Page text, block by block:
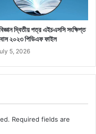
দ্বিতীয় পত্র এইচএসসি সংক্ষিপ্ত
২০২৩ পিডিএফ ফাইল
5, 2026
Required fields are